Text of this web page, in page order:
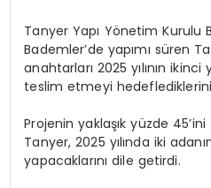
Tanyer Yapı Yönetim Kurulu
Bademler’de yapımı süren
anahtarları 2025 yılının ikinci
teslim etmeyi
Projenin yaklaşık yüzde
Tanyer, 2025 yılında iki
yapacaklarını dile getirdi.